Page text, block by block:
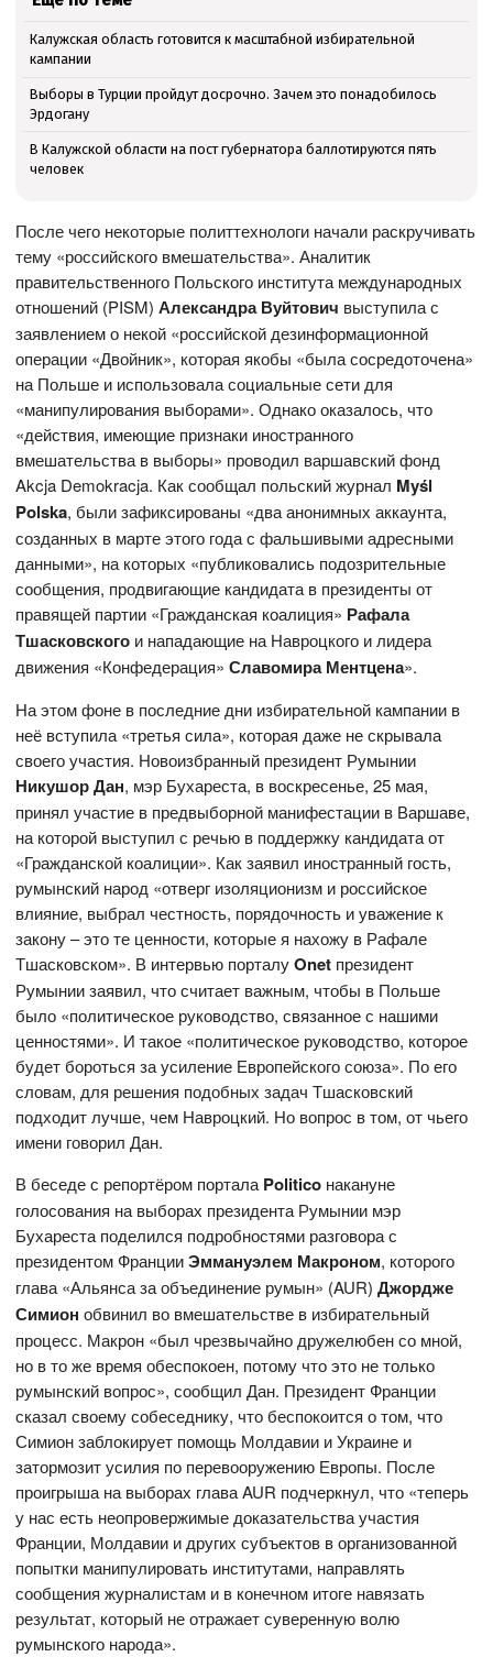
Калужская область готовится к масштабной избирательной
кампании
Выборы в Турции пройдут досрочно. Зачем это понадобилось
Эрдогану
В Калужской области на пост губернатора баллотируются пять
человек
После чего некоторые политтехнологи начали раскручивать
тему «российского вмешательства». Аналитик
правительственного Польского института международных
отношений (PISM)Александра Вуйтович выступила с
заявлением о некой «российской дезинформационной
операции «Двойник», которая якобы «была сосредоточена»
на Польше и использовала социальные сети для
«манипулирования выборами». Однако оказалось, что
«действия, имеющие признаки иностранного
вмешательства в выборы» проводил варшавский фонд
Akcja Demokracja. Как сообщал польский журнал Myśl
Polska, были зафиксированы «два анонимных аккаунта,
созданных в марте этого года с фальшивыми адресными
данными», на которых «публиковались подозрительные
сообщения, продвигающие кандидата в президенты от
правящей партии «Гражданская коалиция» Рафала
Тшасковского и нападающие на Навроцкого и лидера
движения «Конфедерация»Славомира Ментцена».
На этом фоне в последние дни избирательной кампании в
неё вступила «третья сила», которая даже не скрывала
своего участия. Новоизбранный президент Румынии
Никушор Дан, мэр Бухареста, в воскресенье, 25 мая,
принял участие в предвыборной манифестации в Варшаве,
на которой выступил с речью в поддержку кандидата от
«Гражданской коалиции». Как заявил иностранный гость,
румынский народ «отверг изоляционизм и российское
влияние, выбрал честность, порядочность и уважение к
закону – это те ценности, которые я нахожу в Рафале
Тшасковском». В интервью порталуOnet президент
Румынии заявил, что считает важным, чтобы в Польше
было «политическое руководство, связанное с нашими
ценностями». И такое «политическое руководство, которое
будет бороться за усиление Европейского союза». По его
словам, для решения подобных задач Тшасковский
подходит лучше, чем Навроцкий. Но вопрос в том, от чьего
имени говорил Дан.
В беседе с репортёром портала Politico накануне
голосования на выборах президента Румынии мэр
Бухареста поделился подробностями разговора с
президентом ФранцииЭммануэлем Макроном, которого
глава «Альянса за объединение румын» (AUR)Джордже
Симион обвинил во вмешательстве в избирательный
процесс. Макрон «был чрезвычайно дружелюбен со мной,
но в то же время обеспокоен, потому что это не только
румынский вопрос», сообщил Дан. Президент Франции
сказал своему собеседнику, что беспокоится о том, что
Симион заблокирует помощь Молдавии и Украине и
затормозит усилия по перевооружению Европы. После
проигрыша на выборах глава AUR подчеркнул, что «теперь
у нас есть неопровержимые доказательства участия
Франции, Молдавии и других субъектов в организованной
попытки манипулировать институтами, направлять
сообщения журналистам и в конечном итоге навязать
результат, который не отражает суверенную волю
румынского народа».